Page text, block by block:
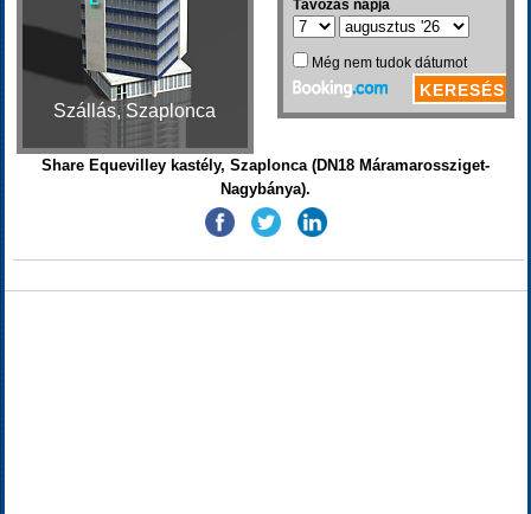
Szállás, Szaplonca
Share Equevilley kastély, Szaplonca (DN18 Máramarossziget-
Nagybánya).